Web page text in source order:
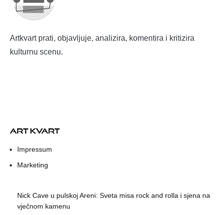
Artkvart prati, objavljuje, analizira, komentira i kritizira
kulturnu scenu.
ART KVART
Impressum
Marketing
Nick Cave u pulskoj Areni: Sveta misa rock and rolla i sjena na
vječnom kamenu